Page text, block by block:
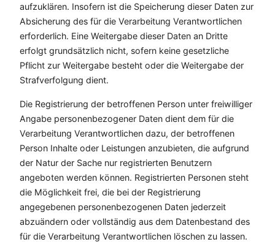
aufzuklären. Insofern ist die Speicherung dieser Daten zur
Absicherung des für die Verarbeitung Verantwortlichen
erforderlich. Eine Weitergabe dieser Daten an Dritte
erfolgt grundsätzlich nicht, sofern keine gesetzliche
Pflicht zur Weitergabe besteht oder die Weitergabe der
Strafverfolgung dient.
Die Registrierung der betroffenen Person unter freiwilliger
Angabe personenbezogener Daten dient dem für die
Verarbeitung Verantwortlichen dazu, der betroffenen
Person Inhalte oder Leistungen anzubieten, die aufgrund
der Natur der Sache nur registrierten Benutzern
angeboten werden können. Registrierten Personen steht
die Möglichkeit frei, die bei der Registrierung
angegebenen personenbezogenen Daten jederzeit
abzuändern oder vollständig aus dem Datenbestand des
für die Verarbeitung Verantwortlichen löschen zu lassen.